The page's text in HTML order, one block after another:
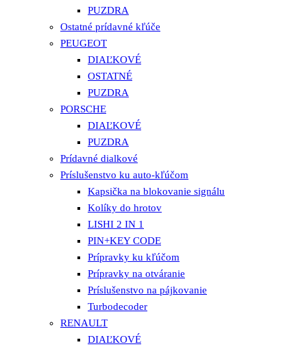
PUZDRA
Ostatné prídavné kľúče
PEUGEOT
DIAĽKOVÉ
OSTATNÉ
PUZDRA
PORSCHE
DIAĽKOVÉ
PUZDRA
Prídavné dialkové
Príslušenstvo ku auto-kľúčom
Kapsička na blokovanie signálu
Kolíky do hrotov
LISHI 2 IN 1
PIN+KEY CODE
Prípravky ku kľúčom
Prípravky na otváranie
Príslušenstvo na pájkovanie
Turbodecoder
RENAULT
DIAĽKOVÉ